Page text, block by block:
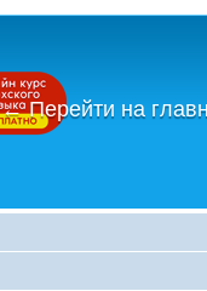
←Перейти на